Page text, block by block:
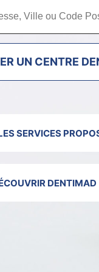
Dentimad près
près de chez vous
UN CENTRE
SERVICES
DENTIMAD